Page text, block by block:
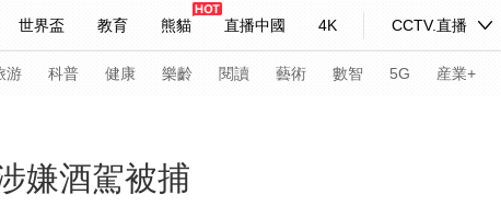
世界盃 教育 熊貓 直播中國 4K CCTV.直播
妙語 熱解讀 天天學習
持人 下載央視影音
游 科普 健康 樂齡 閱讀 藝術 數智 5G 産業+
嫌酒駕被捕